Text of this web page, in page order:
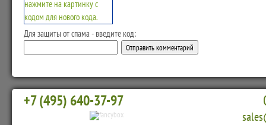
Для защиты от спама - введите код:
+7 (495) 640-37-97